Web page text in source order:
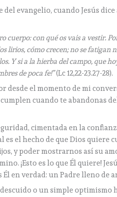
evangelio, cuando Jesús dice
cuerpo: con qué os vais a vestir.
lirios, cómo crecen; no se fatigan
Y si a la hierba del campo, que
de poca fe!”(Lc 12,22-23.27-28).
desde el momento de mi
cuando te abandonas
cimentada en la
es el hecho de que Dios quiere
y poder mostrarnos así su
¡Esto es lo que Él quiere!
en verdad: un Padre lleno de
o un simple optimismo